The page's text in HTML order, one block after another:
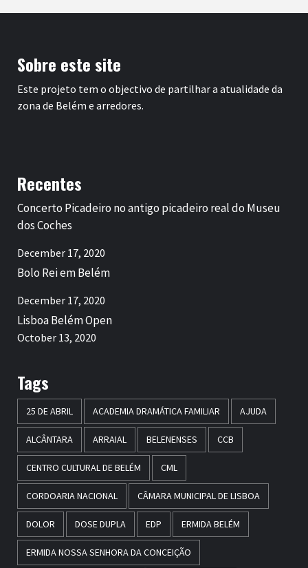
Sobre este site
Este projeto tem o objectivo de partilhar a atualidade da
zona de Belém e arredores.
Recentes
Concerto Picadeiro no antigo picadeiro real do Museu
dos Coches
December 17, 2020
Bolo Rei em Belém
December 17, 2020
Lisboa Belém Open
October 13, 2020
Tags
25 DE ABRIL ACADEMIA DRAMÁTICA FAMILIAR AJUDA
ALCÂNTARA ARRAIAL BELENENSES CCB
CENTRO CULTURAL DE BELÉM CML
CORDOARIA NACIONAL CÂMARA MUNICIPAL DE LISBOA
DOLOR DOSE DUPLA EDP ERMIDA BELÉM
ERMIDA NOSSA SENHORA DA CONCEIÇÃO